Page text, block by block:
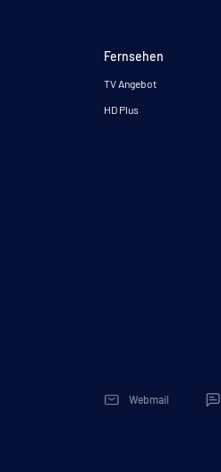
Fernsehen
TV Angebot
HD Plus
Webmail